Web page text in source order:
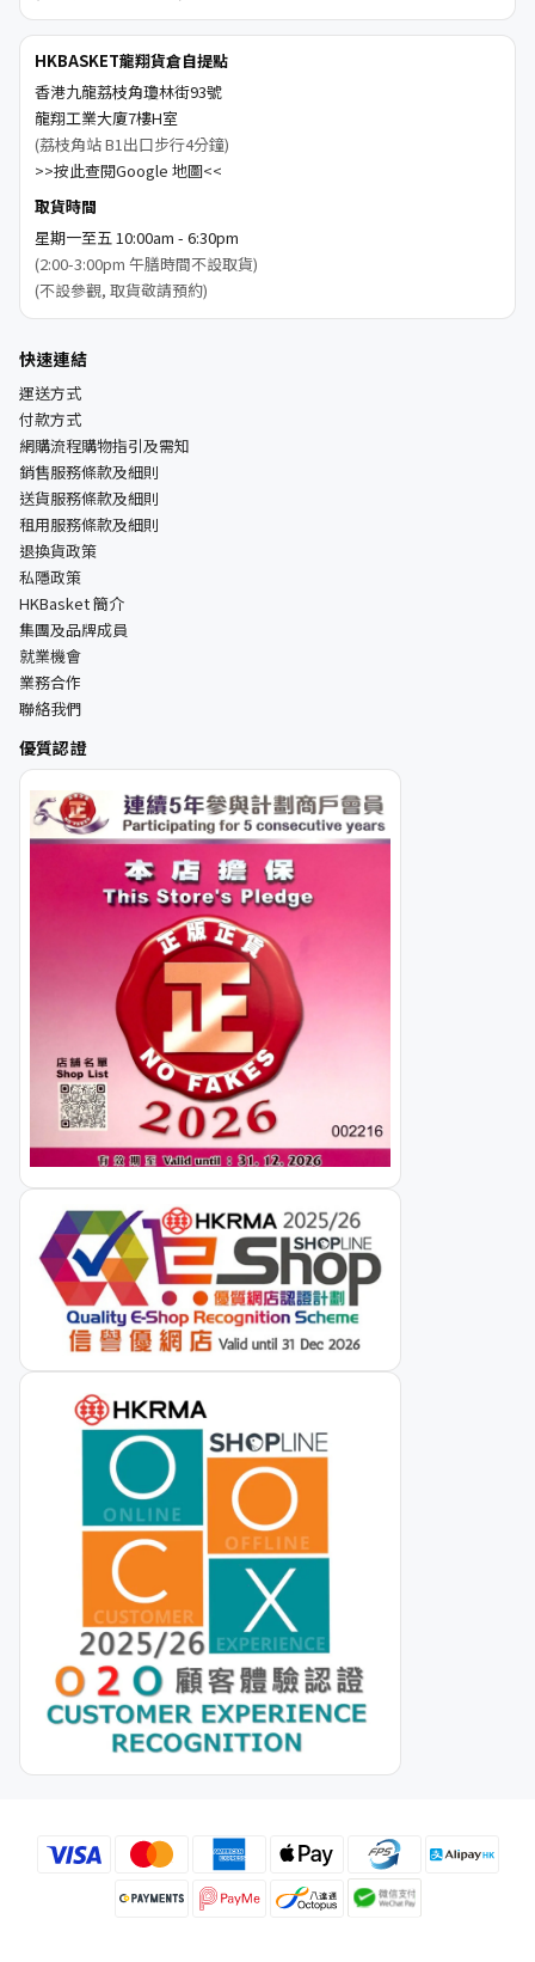
HKBASKET龍翔貨倉自提點
香港九龍荔枝角瓊林街93號
龍翔工業大廈7樓H室
(荔枝角站 B1出口步行4分鐘)
>>按此查閱Google 地圖<<
取貨時間
星期一至五 10:00am - 6:30pm
(2:00-3:00pm 午膳時間不設取貨)
(不設參觀, 取貨敬請預約)
快速連結
運送方式
付款方式
網購流程購物指引及需知
銷售服務條款及細則
送貨服務條款及細則
租用服務條款及細則
退換貨政策
私隱政策
HKBasket 簡介
集團及品牌成員
就業機會
業務合作
聯絡我們
優質認證